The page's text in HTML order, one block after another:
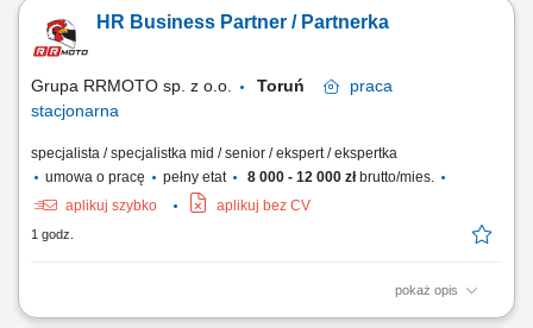
HR Business Partner / Partnerka
Grupa RRMOTO sp. z o.o. Toruń
praca
stacjonarna
specjalista / specjalistka mid / senior / ekspert / ekspertka
umowa o pracę
pełny etat 8 000 - 12 000 złbrutto/mies.
aplikuj szybko
aplikuj bez CV
1 godz.
pokaż opis
Jeśli chcesz mieć realny wpływ na rozwój organizacji, sposób pracy